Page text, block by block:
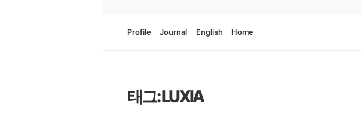
Profile Journal English Home
태그: LUXIA